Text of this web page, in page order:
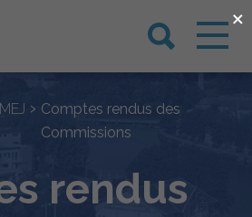
› Comptes rendus des
Commissions
rendus
×